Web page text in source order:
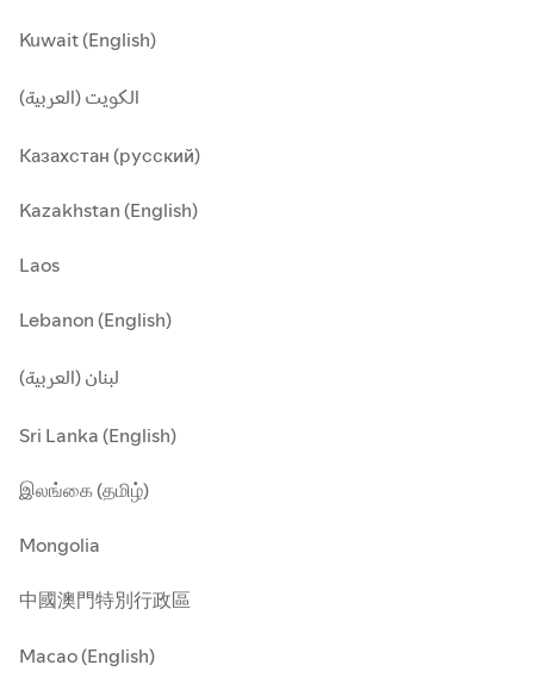
Kuwait (English)
الكويت (العربية)
Казахстан (русский)
Kazakhstan (English)
Laos
Lebanon (English)
لبنان (العربية)
Sri Lanka (English)
இலங்கை (தமிழ்)
Mongolia
中國澳門特別行政區
Macao (English)